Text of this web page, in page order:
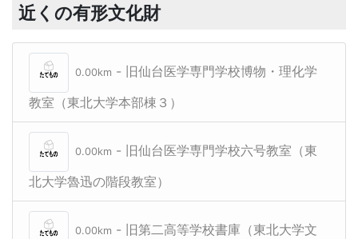
近くの有形文化財
0.00km - 旧仙台医学専門学校博物・理化学
教室（東北大学本部棟３）
0.00km - 旧仙台医学専門学校六号教室（東
北大学魯迅の階段教室）
0.00km - 旧第二高等学校書庫（東北大学文